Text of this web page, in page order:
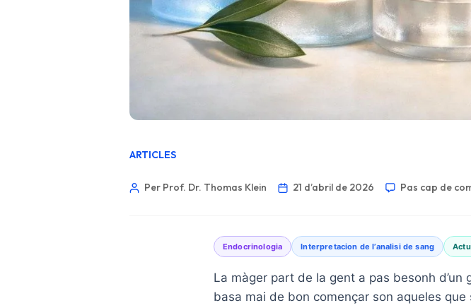
ARTICLES
Per Prof. Dr. Thomas Klein 21 d’abril de 2026 Pas cap de
Endocrinologia Interpretacion de l’analisi de sang
La màger part de la gent a pas besonh d’un
basa mai de bon començar son aqueles